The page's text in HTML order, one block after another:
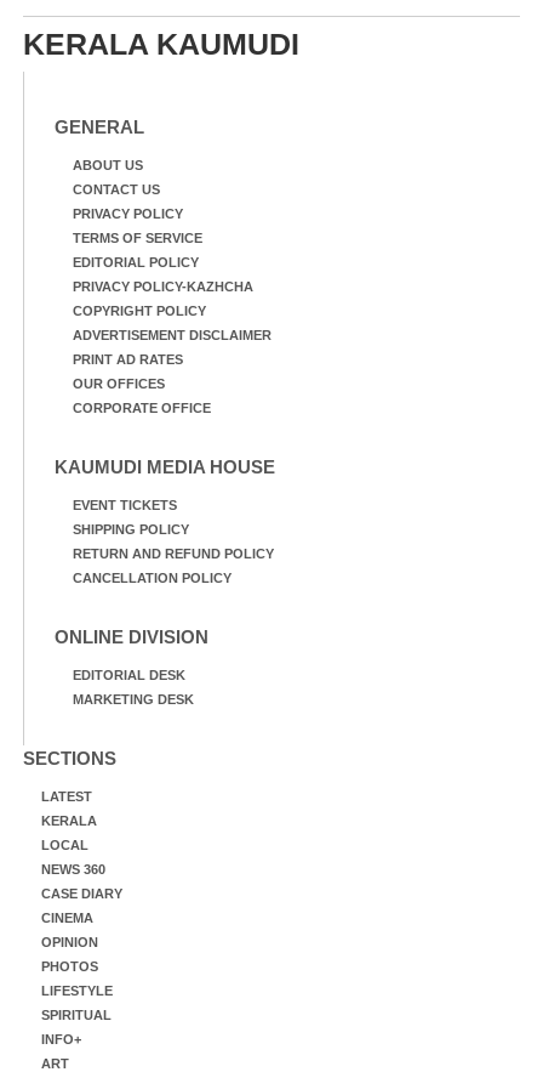
KERALA KAUMUDI
GENERAL
ABOUT US
CONTACT US
PRIVACY POLICY
TERMS OF SERVICE
EDITORIAL POLICY
PRIVACY POLICY-KAZHCHA
COPYRIGHT POLICY
ADVERTISEMENT DISCLAIMER
PRINT AD RATES
OUR OFFICES
CORPORATE OFFICE
KAUMUDI MEDIA HOUSE
EVENT TICKETS
SHIPPING POLICY
RETURN AND REFUND POLICY
CANCELLATION POLICY
ONLINE DIVISION
EDITORIAL DESK
MARKETING DESK
SECTIONS
LATEST
KERALA
LOCAL
NEWS 360
CASE DIARY
CINEMA
OPINION
PHOTOS
LIFESTYLE
SPIRITUAL
INFO+
ART